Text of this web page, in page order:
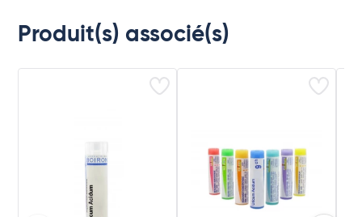
Produit(s) associé(s)